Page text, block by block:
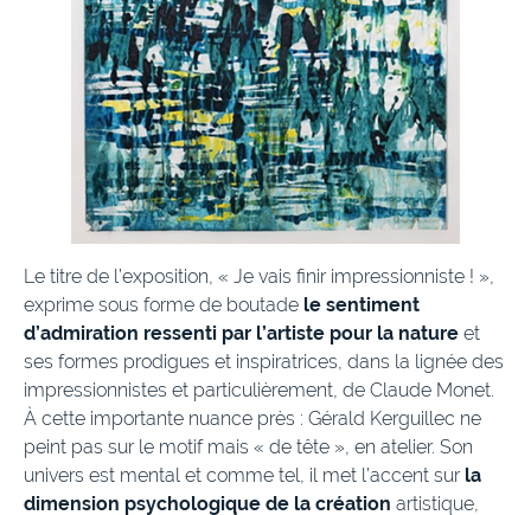
Le titre de l’exposition, « Je vais finir impressionniste ! »,
exprime sous forme de boutade le sentiment
d’admiration ressenti par l’artiste pour la nature et
ses formes prodigues et inspiratrices, dans la lignée des
impressionnistes et particulièrement, de Claude Monet.
À cette importante nuance près : Gérald Kerguillec ne
peint pas sur le motif mais « de tête », en atelier. Son
univers est mental et comme tel, il met l’accent sur la
dimension psychologique de la création artistique,